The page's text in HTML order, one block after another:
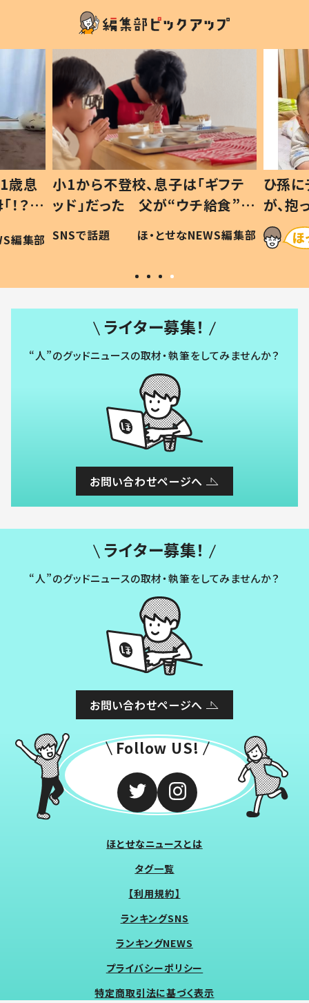
歳息
？」
編集部
小1から不登校、息子は「ギフテ
ッド」だった 父が“ウチ給食”を
作り続ける理由とは #令和の親
#令和の子
SNSで話題 ほ・とせなNEWS編集部
ひ孫
が、
「涙が
い」
ライター募集！
“人”のグッドニュースの取材・執筆をしてみませんか？
お問い合わせページへ
ライター募集！
“人”のグッドニュースの取材・執筆をしてみませんか？
お問い合わせページへ
Follow US!
ほとせなニュースとは
タグ一覧
【利用規約】
ランキングSNS
ランキングNEWS
プライバシーポリシー
特定商取引法に基づく表示